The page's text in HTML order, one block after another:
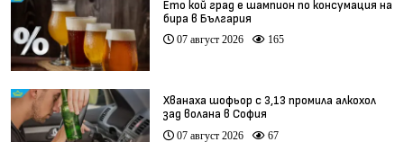
Ето кой град е шампион по консумация на
бира в България
07 август 2026 165
Хванаха шофьор с 3,13 промила алкохол
зад волана в София
07 август 2026 67